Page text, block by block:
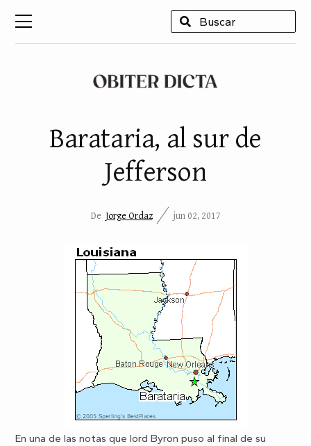
Barataria, al sur de
Jefferson
De Jorge Ordaz jun 02, 2017
En una de las notas que lord Byron puso al final de su